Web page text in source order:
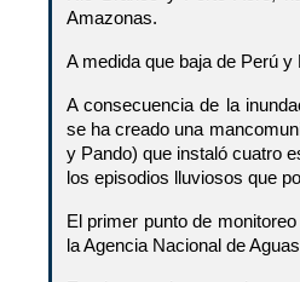
Amazonas.
A medida que baja de Perú
A consecuencia de la
se ha creado una
y Pando) que instaló cuatro
los episodios lluviosos que
El primer punto de
la Agencia Nacional de